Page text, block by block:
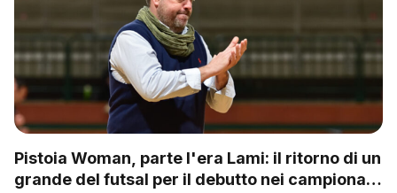
Pistoia Woman, parte l'era Lami: il ritorno di un
grande del futsal per il debutto nei campionati